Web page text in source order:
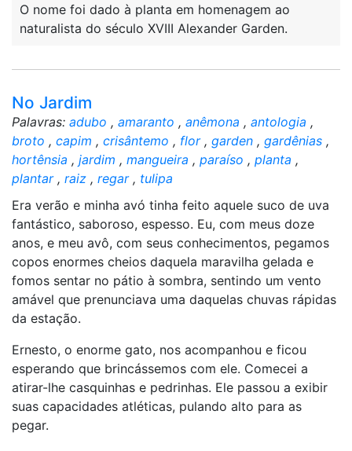
O nome foi dado à planta em homenagem ao
naturalista do século XVIII Alexander Garden.
No Jardim
Palavras: adubo , amaranto , anêmona , antologia ,
broto , capim , crisântemo , flor, garden , gardênias ,
hortênsia , jardim , mangueira , paraíso , planta ,
plantar, raiz , regar, tulipa
Era verão e minha avó tinha feito aquele suco de uva
fantástico, saboroso, espesso. Eu, com meus doze
anos, e meu avô, com seus conhecimentos, pegamos
copos enormes cheios daquela maravilha gelada e
fomos sentar no pátio à sombra, sentindo um vento
amável que prenunciava uma daquelas chuvas rápidas
da estação.
Ernesto, o enorme gato, nos acompanhou e ficou
esperando que brincássemos com ele. Comecei a
atirar-lhe casquinhas e pedrinhas. Ele passou a exibir
suas capacidades atléticas, pulando alto para as
pegar.